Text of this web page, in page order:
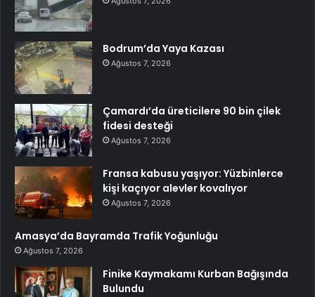
Bodrum’da Yaya Kazası
Ağustos 7, 2026
Çamardı’da üreticilere 90 bin çilek
fidesi desteği
Ağustos 7, 2026
Fransa kabusu yaşıyor: Yüzbinlerce
kişi kaçıyor alevler kovalıyor
Ağustos 7, 2026
Amasya’da Bayramda Trafik Yoğunluğu
Ağustos 7, 2026
Finike Kaymakamı Kurban Bağışında
Bulundu